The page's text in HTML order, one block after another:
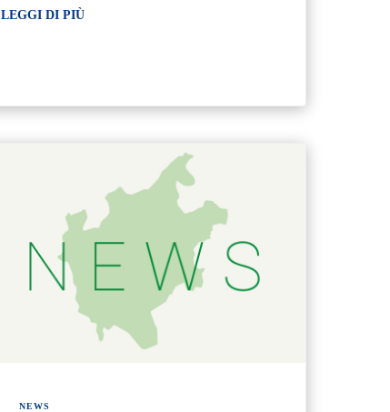
LEGGI DI PIÙ
NEWS